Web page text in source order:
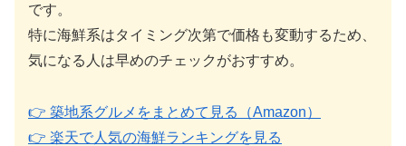
です。
特に海鮮系はタイミング次第で価格も変動するため、
気になる人は早めのチェックがおすすめ。
👉 築地系グルメをまとめて見る（Amazon）
👉 楽天で人気の海鮮ランキングを見る